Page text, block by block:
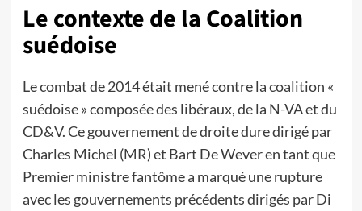
Le contexte de la Coalition
suédoise
Le combat de 2014 était mené contre la coalition «
suédoise » composée des libéraux, de la N-VA et du
CD&V. Ce gouvernement de droite dure dirigé par
Charles Michel (MR) et Bart De Wever en tant que
Premier ministre fantôme a marqué une rupture
avec les gouvernements précédents dirigés par Di